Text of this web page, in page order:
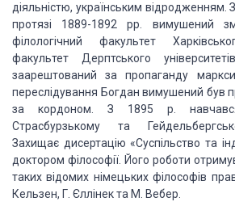
діяльністю, українським відродженням.
протязі 1889-1892 рр. вимушений
філологічний факультет
факультет Дерптського
заарештований за пропаган­ду
переслідування Богдан вимушений був
за кордоном. З 1895 р.
Страсбурзькому та
Захищає дис­ертацію «Суспільство та
доктором філософії. Його роботи
таких відомих німецьких філософів
Кельзен, Г. Єллінек та М. Вебер.